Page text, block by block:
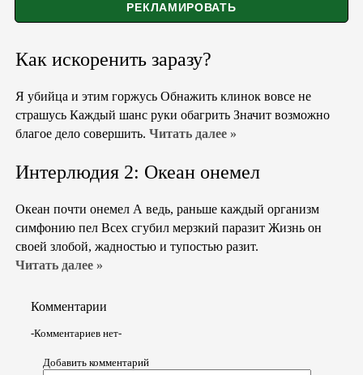
Как искоренить заразу?
Я убийца и этим горжусь Обнажить клинок вовсе не
страшусь Каждый шанс руки обагрить Значит возможно
благое дело совершить. Читать далее »
Интерлюдия 2: Океан онемел
Океан почти онемел А ведь, раньше каждый организм
симфонию пел Всех сгубил мерзкий паразит Жизнь он
своей злобой, жадностью и тупостью разит.
Читать далее »
Комментарии
-Комментариев нет-
Добавить комментарий